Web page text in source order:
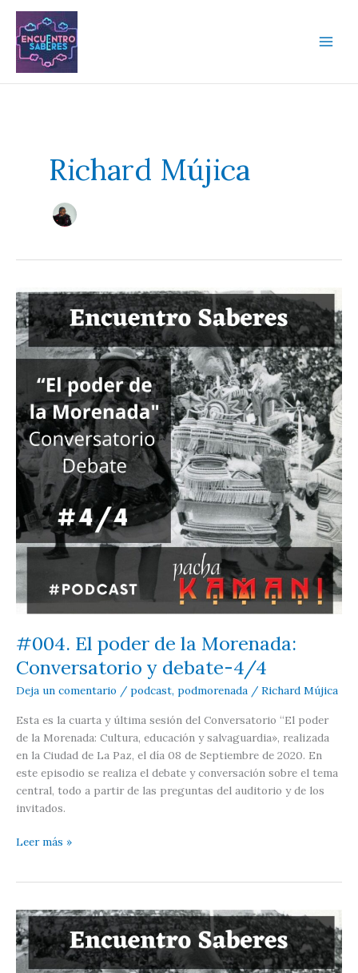
contenido
Richard Mújica
#004. El poder de la Morenada:
Conversatorio y debate-4/4
Deja un comentario / podcast, podmorenada / Richard Mújica
Esta es la cuarta y última sesión del Conversatorio “El poder
de la Morenada: Cultura, educación y salvaguardia», realizada
en la Ciudad de La Paz, el día 08 de Septiembre de 2020. En
este episodio se realiza el debate y conversación sobre el tema
central, todo a partir de las preguntas del auditorio y de los
invitados.
#004.
la
Morenada:
Conversatorio
y
Leer más »